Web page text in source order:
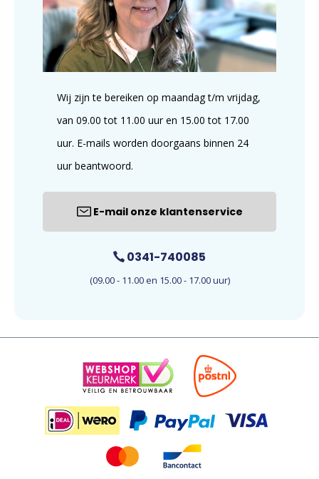
Wij zijn te bereiken op maandag t/m vrijdag,
van 09.00 tot 11.00 uur en 15.00 tot 17.00
uur. E-mails worden doorgaans binnen 24
uur beantwoord.
E-mail onze klantenservice
0341-740085
(09.00 - 11.00 en 15.00 - 17.00 uur)